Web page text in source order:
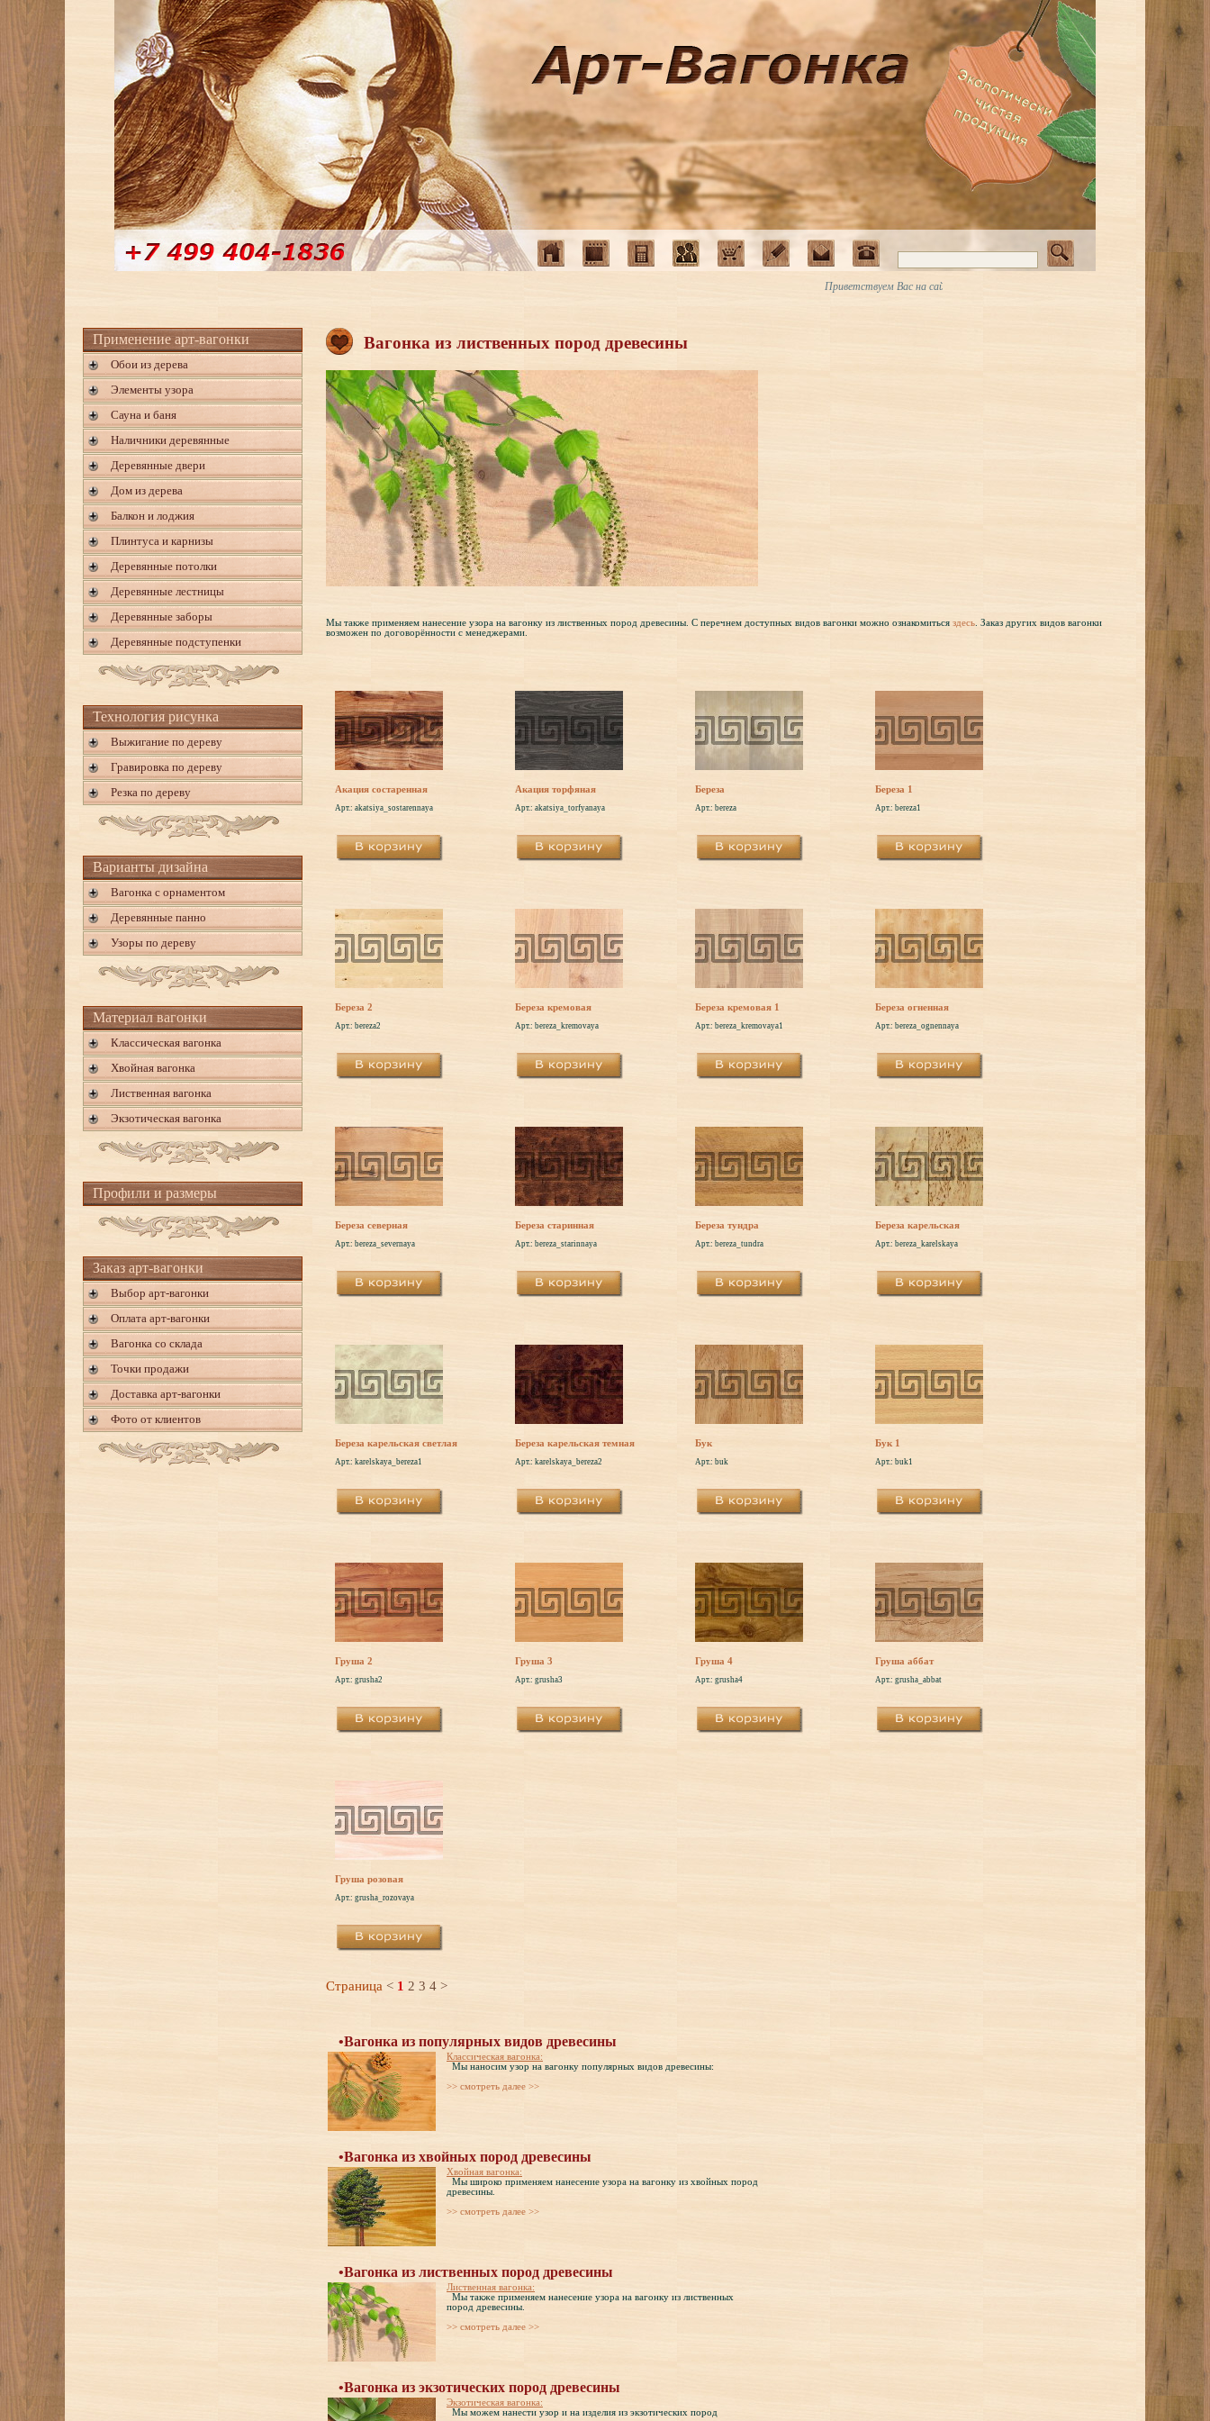
Приветствуем Вас на сайте Art-Vagonka.ru. Вагонка из лиственных пород древесины •
Применение арт-вагонки
Обои из дерева
Элементы узора
Сауна и баня
Наличники деревянные
Деревянные двери
Дом из дерева
Балкон и лоджия
Плинтуса и карнизы
Деревянные потолки
Деревянные лестницы
Деревянные заборы
Деревянные подступенки
Технология рисунка
Выжигание по дереву
Гравировка по дереву
Резка по дереву
Варианты дизайна
Вагонка с орнаментом
Деревянные панно
Узоры по дереву
Материал вагонки
Классическая вагонка
Хвойная вагонка
Лиственная вагонка
Экзотическая вагонка
Профили и размеры
Заказ арт-вагонки
Выбор арт-вагонки
Оплата арт-вагонки
Вагонка со склада
Точки продажи
Доставка арт-вагонки
Фото от клиентов
Вагонка из лиственных пород древесины
Мы также применяем нанесение узора на вагонку из лиственных пород древесины. С перечнем доступных видов вагонки можно ознакомиться здесь . Заказ других видов вагонки
возможен по договорённости с менеджерами.
Акация состаренная
Арт.: akatsiya_sostarennaya
Акация торфяная
Арт.: akatsiya_torfyanaya
Береза
Арт.: bereza
Береза 1
Арт.: bereza1
Береза 2
Арт.: bereza2
Береза кремовая
Арт.: bereza_kremovaya
Береза кремовая 1
Арт.: bereza_kremovaya1
Береза огненная
Арт.: bereza_ognennaya
Береза северная
Арт.: bereza_severnaya
Береза старинная
Арт.: bereza_starinnaya
Береза тундра
Арт.: bereza_tundra
Береза карельская
Арт.: bereza_karelskaya
Береза карельская светлая
Арт.: karelskaya_bereza1
Береза карельская темная
Арт.: karelskaya_bereza2
Бук
Арт.: buk
Бук 1
Арт.: buk1
Груша 2
Арт.: grusha2
Груша 3
Арт.: grusha3
Груша 4
Арт.: grusha4
Груша аббат
Арт.: grusha_abbat
Груша розовая
Арт.: grusha_rozovaya
Страница < 1 2 3 4 >
•Вагонка из популярных видов древесины
Классическая вагонка:
Мы наносим узор на вагонку популярных видов древесины:
>> cмотреть далее >>
•Вагонка из хвойных пород древесины
Хвойная вагонка:
Мы широко применяем нанесение узора на вагонку из хвойных пород
древесины.
>> cмотреть далее >>
•Вагонка из лиственных пород древесины
Лиственная вагонка:
Мы также применяем нанесение узора на вагонку из лиственных
пород древесины.
>> cмотреть далее >>
•Вагонка из экзотических пород древесины
Экзотическая вагонка:
Мы можем нанести узор и на изделия из экзотических пород